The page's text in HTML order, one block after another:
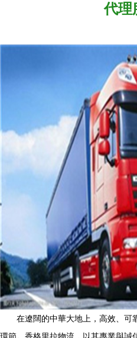
代理
在遼闊的中華大地上，高效、可